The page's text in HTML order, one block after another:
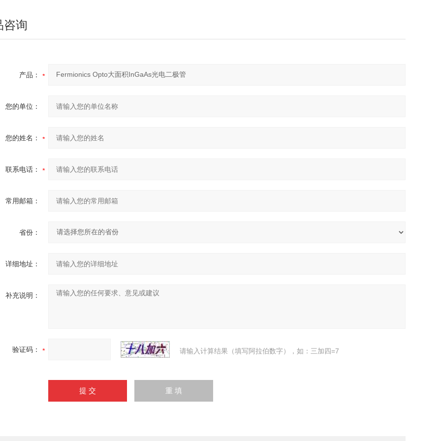
咨询
产品：
您的单位：
您的姓名：
联系电话：
常用邮箱：
省份：
详细地址：
补充说明：
验证码： 请输入计算结果（填写阿拉伯数字），如：三加四=7